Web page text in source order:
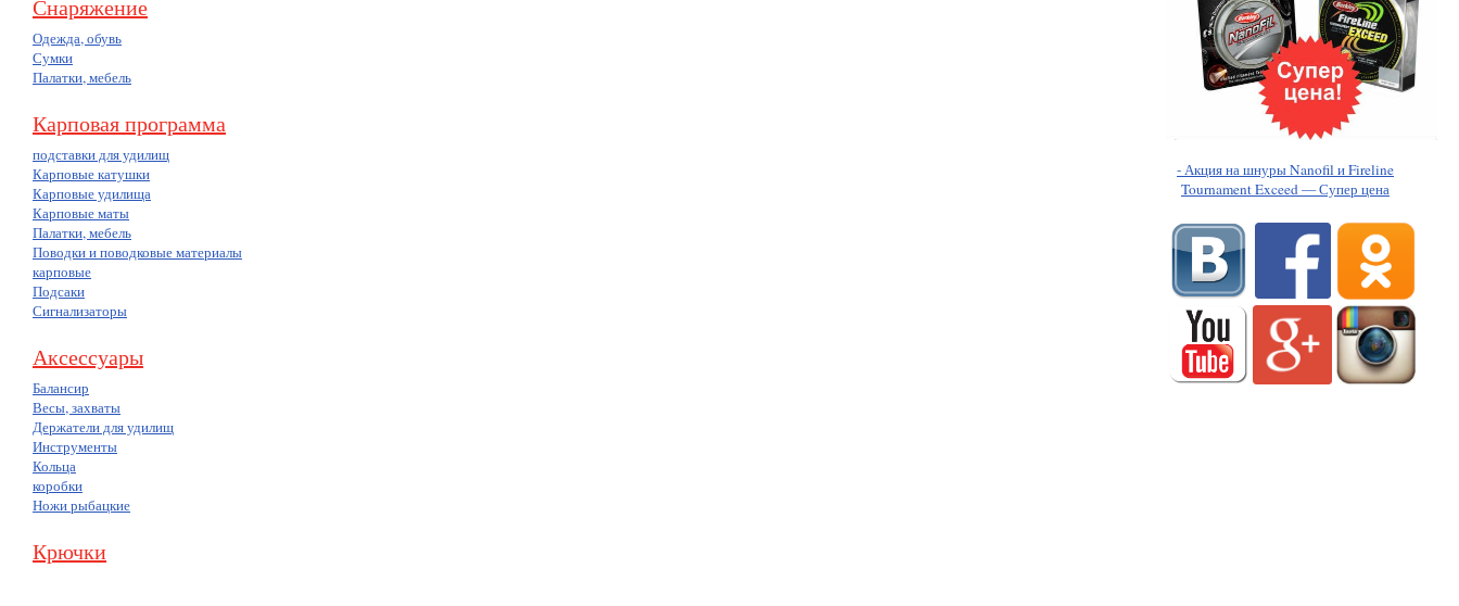
Снаряжение
Одежда, обувь
Сумки
Палатки, мебель
Карповая программа
подставки для удилищ
Карповые катушки
Карповые удилища
Карповые маты
Палатки, мебель
Поводки и поводковые материалы
карповые
Подсаки
Сигнализаторы
Аксессуары
Балансир
Весы, захваты
Держатели для удилищ
Инструменты
Кольца
коробки
Ножи рыбацкие
Крючки
- Акция на шнуры Nanofil и Fireline
Tournament Exceed — Супер цена